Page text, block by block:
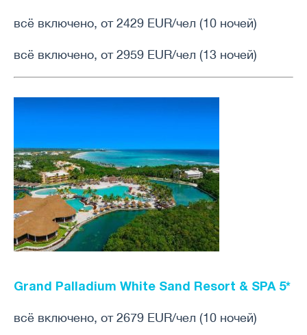
всё включено, от 2429 EUR/чел (10 ночей)
всё включено, от 2959 EUR/чел (13 ночей)
Grand Palladium White Sand Resort & SPA 5*
всё включено, от 2679 EUR/чел (10 ночей)